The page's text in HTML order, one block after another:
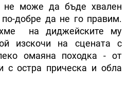
не може да бъде хвален
добре да не го правим.
на диджейските му
изскочи на сцената с
омаяна походка - от
с остра прическа и обла